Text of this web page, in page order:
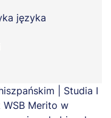
języka